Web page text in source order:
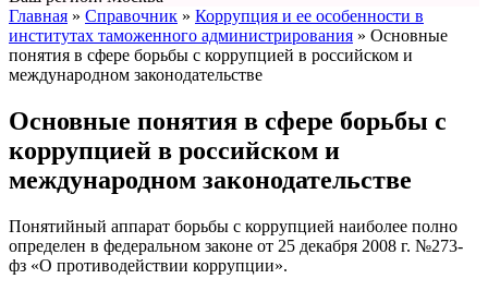
Главная » Справочник » Коррупция и ее особенности в
институтах таможенного администрирования » Основные
понятия в сфере борьбы с коррупцией в российском и
международном законодательстве
Основные понятия в сфере борьбы с
коррупцией в российском и
международном законодательстве
Понятийный аппарат борьбы с коррупцией наиболее полно
определен в федеральном законе от 25 декабря 2008 г. №273-
фз «О противодействии коррупции».